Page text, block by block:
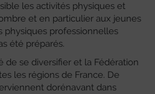
les activités physiques et
et en particulier aux jeunes
physiques professionnelles
été préparés.
de se diversifier et la Fédération
les régions de France. De
dorénavant dans